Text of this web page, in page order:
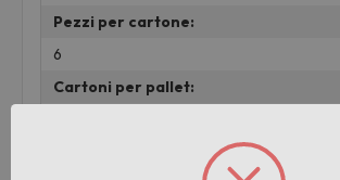
Pezzi per cartone:
6
Cartoni per pallet: